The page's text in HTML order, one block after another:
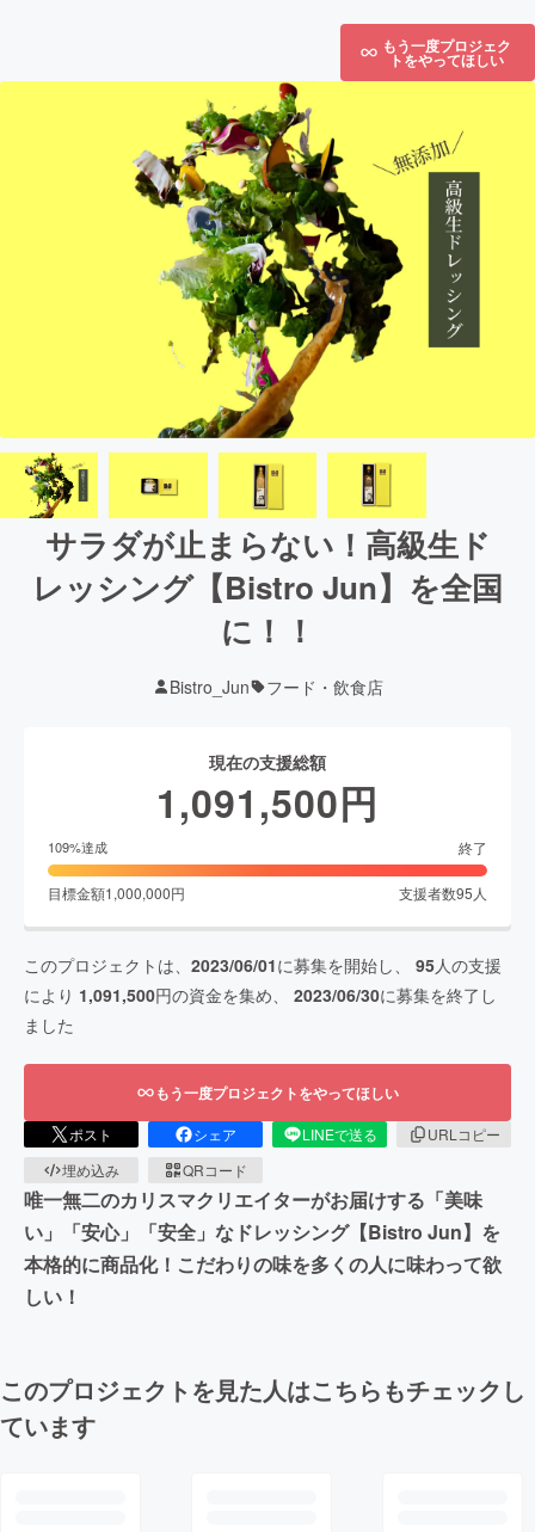
もう一度プロジェク
トをやってほしい
サラダが止まらない！高級生ド
レッシング【Bistro Jun】を全国
に！！
Bistro_Jun フード・飲食店
現在の支援総額
1,091,500円
109%達成 終了
目標金額1,000,000円 支援者数95 人
このプロジェクトは、 2023/06/01に募集を開始し、 95人の支援
により 1,091,500円の資金を集め、 2023/06/30に募集を終了し
ました
もう一度プロジェクトをやってほしい
ポスト シェア LINEで送る
URLコピー
埋め込み
QRコード
唯一無二のカリスマクリエイターがお届けする「美味
い」「安心」「安全」なドレッシング【Bistro Jun】を
本格的に商品化！こだわりの味を多くの人に味わって欲
しい！
このプロジェクトを見た人はこちらもチェックし
ています